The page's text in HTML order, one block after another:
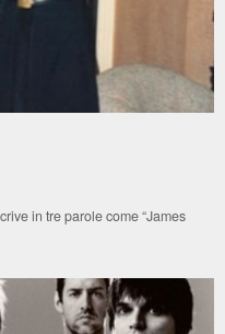
in tre parole come “James